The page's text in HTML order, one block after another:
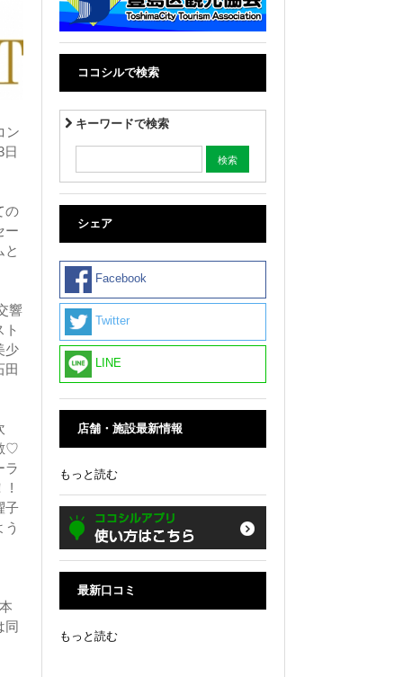
ン
日
の
ー
と
響
少
田
♡
ラ
!
子
同
ココシルで検索
キーワードで検索
シェア
Facebook
Twitter
LINE
店舗・施設最新情報
もっと読む
最新口コミ
もっと読む